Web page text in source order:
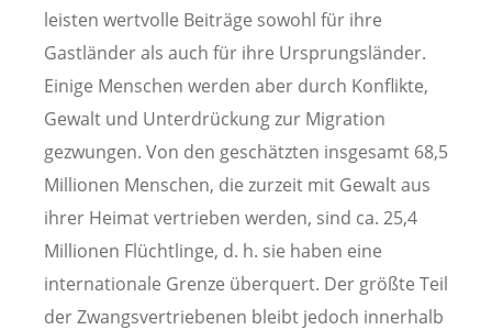
leisten wertvolle Beiträge sowohl für ihre
Gastländer als auch für ihre Ursprungsländer.
Einige Menschen werden aber durch Konflikte,
Gewalt und Unterdrückung zur Migration
gezwungen. Von den geschätzten insgesamt 68,5
Millionen Menschen, die zurzeit mit Gewalt aus
ihrer Heimat vertrieben werden, sind ca. 25,4
Millionen Flüchtlinge, d. h. sie haben eine
internationale Grenze überquert. Der größte Teil
der Zwangsvertriebenen bleibt jedoch innerhalb